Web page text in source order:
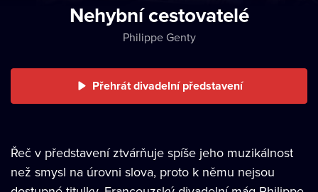
Nehybní cestovatelé
Philippe Genty
Přehrát divadelní představení
Řeč v představení ztvárňuje spíše jeho muzikálnost
než smysl na úrovni slova, proto k němu nejsou